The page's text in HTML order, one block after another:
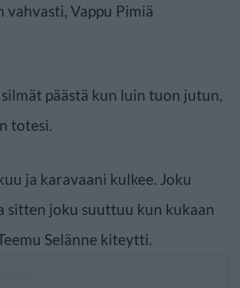
vahvasti, Vappu Pimiä
päästä kun luin tuon jutun,
totesi.
ja karavaani kulkee. Joku
sitten joku suuttuu kun kukaan
Selänne kiteytti.